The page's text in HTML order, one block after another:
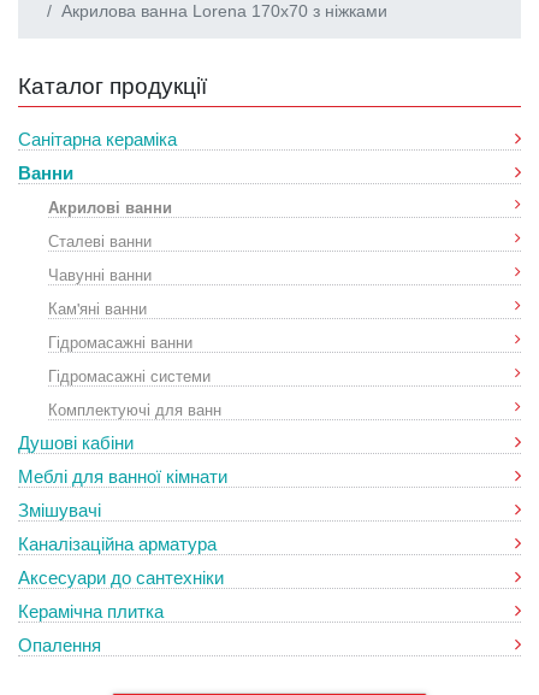
Акрилова ванна Lorena 170x70 з ніжками
Каталог продукції
Санітарна кераміка
Ванни
Акрилові ванни
Сталеві ванни
Чавунні ванни
Кам'яні ванни
Гідромасажні ванни
Гідромасажні системи
Комплектуючі для ванн
Душові кабіни
Меблі для ванної кімнати
Змішувачі
Каналізаційна арматура
Аксесуари до сантехніки
Керамічна плитка
Опалення